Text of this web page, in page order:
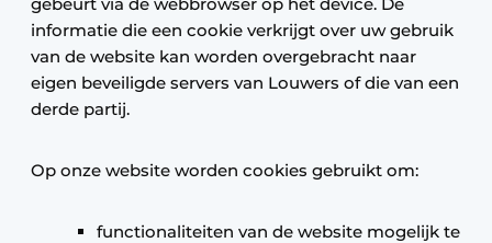
informatie die een cookie verkrijgt over uw gebruik
van de website kan worden overgebracht naar
eigen beveiligde servers van Louwers of die van een
derde partij.
Op onze website worden cookies gebruikt om:
functionaliteiten van de website mogelijk te